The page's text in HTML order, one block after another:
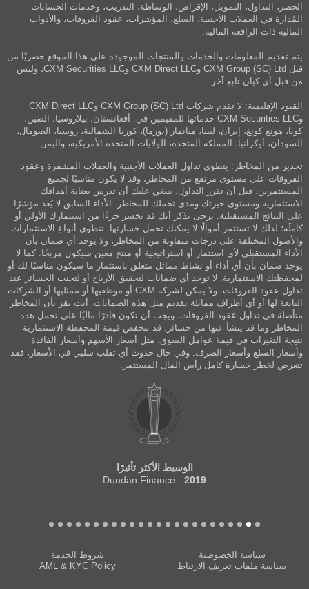
الحصر، التداول، التمويل، الإقراض، الوساطة، التدريب، وخدمات الحسابات
المُدارة في العملات الأجنبية، السلع، المؤشرات، عقود الفروقات، والأدوات
المالية ذات الرافعة المالية.
يتم تقديم المعلومات والخدمات والمنتجات الموجودة على هذا الموقع حصريًا من
قبل CXM Group (SC) Ltd وCXM Direct LLC وCXM Securities LLC، وليس
من قبل أي كيان تابع آخر.
القيود الإقليمية: لا تقدم شركات CXM Group (SC) Ltd وCXM Direct LLC
وCXM Securities LLC خدماتها للمقيمين في: أفغانستان، بيلاروسيا، الصين،
كوبا، هونغ كونغ، إيران، ليبيا، ميانمار (بورما)، كوريا الشمالية، روسيا، الصومال،
السودان، أوكرانيا، المملكة المتحدة، الولايات المتحدة الأمريكية، واليمن.
تحذير من المخاطر: ينطوي تداول العملات الأجنبية والعملات المشفرة وعقود
الفروقات على مستوى مرتفع من المخاطر، وقد لا يكون مناسبًا لجميع
المستثمرين. قبل أن تقرر التداول، ينبغي عليك أن تدرس بعناية أهدافك
الاستثمارية ومستوى خبرتك ومدى تحملك للمخاطر. الأداء السابق لا يُعد مؤشرًا
على النتائج المستقبلية. يرجى تذكر أنك قد تخسر جزءًا من استثمارك الأولي أو
كاملَه؛ لذلك لا تستثمر أموالًا لا يمكنك تحمل خسارتها. تنطوي أنواع الاستثمارات
والأصول المختلفة على درجات متفاوتة من المخاطر، ولا يوجد أي ضمان بأن
الأداء المستقبلي لأي استثمار أو استراتيجية أو منتج معين سيكون مربحًا. كما لا
يوجد ضمان بأن أي أداء أو نشاط مماثل متعلق باستثمار ما سيكون مناسبًا لك أو
لمحفظتك الاستثمارية. لا توجد أي ضمانات لتحقيق الأرباح أو لتجنب الخسائر عند
تداول عقود الفروقات. ولا يمكن لشركة CXM أو موظفيها أو ممثليها أو الشركات
التابعة لها أو أي أطراف مماثلة تقديم مثل هذه الضمانات. أنت تقر بأن المخاطر
متأصلة في تداول عقود الفروقات، ويجب أن تكون قادرًا ماليًا على تحمل هذه
المخاطر وما قد ينشأ عنها من خسائر. قد تنخفض قيمة المحفظة الاستثمارية
نتيجة التغيرات في قيمة عوامل السوق، مثل أسعار الأسهم وأسعار الفائدة
وأسعار السلع وأسعار الصرف. وفي حال حدوث أي تقلب سلبي في الأسعار، فقد
تتعرض لخطر خسارة كامل رأس المال المستثمر.
الوسيط الأكثر تأثيرًا
2019
- Dundan Finance
سياسة الخصوصية
شروط الخدمة
سياسة ملفات تعريف الارتباط
AML & KYC Policy